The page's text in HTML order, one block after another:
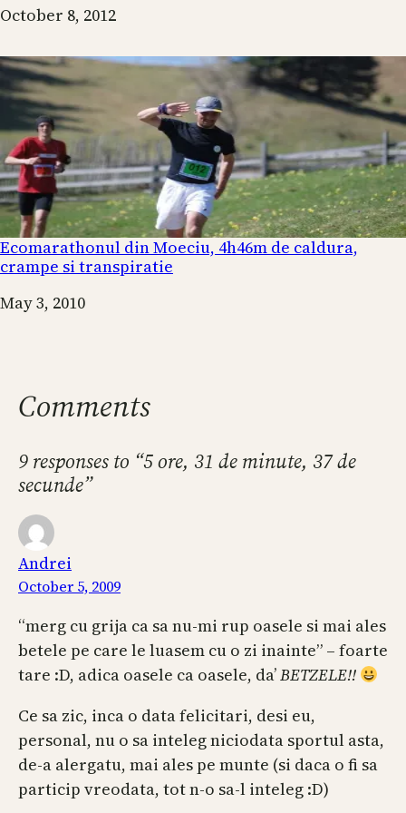
Date
October 8, 2012
Ecomarathonul din Moeciu, 4h46m de caldura,
crampe si transpiratie
Date
May 3, 2010
Comments
9 responses to “5 ore, 31 de minute, 37 de
secunde”
Andrei
October 5, 2009
“merg cu grija ca sa nu-mi rup oasele si mai ales
betele pe care le luasem cu o zi inainte” – foarte
tare :D, adica oasele ca oasele, da’BETZELE!!
Ce sa zic, inca o data felicitari, desi eu,
personal, nu o sa inteleg niciodata sportul asta,
de-a alergatu, mai ales pe munte (si daca o fi sa
particip vreodata, tot n-o sa-l inteleg :D)